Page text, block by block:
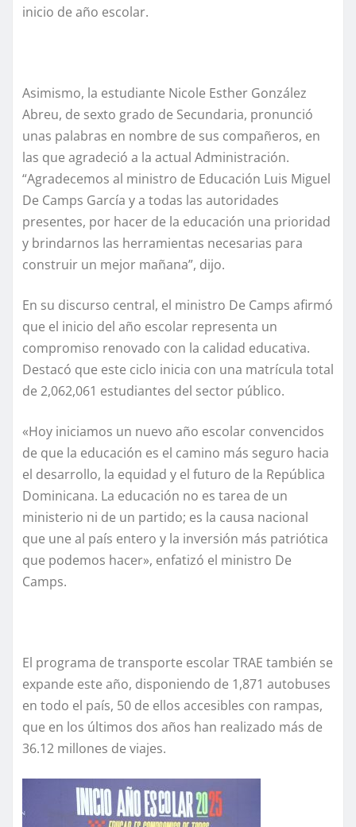
inicio de año escolar.
Asimismo, la estudiante Nicole Esther González
Abreu, de sexto grado de Secundaria, pronunció
unas palabras en nombre de sus compañeros, en
las que agradeció a la actual Administración.
“Agradecemos al ministro de Educación Luis Miguel
De Camps García y a todas las autoridades
presentes, por hacer de la educación una prioridad
y brindarnos las herramientas necesarias para
construir un mejor mañana”, dijo.
En su discurso central, el ministro De Camps afirmó
que el inicio del año escolar representa un
compromiso renovado con la calidad educativa.
Destacó que este ciclo inicia con una matrícula total
de 2,062,061 estudiantes del sector público.
«Hoy iniciamos un nuevo año escolar convencidos
de que la educación es el camino más seguro hacia
el desarrollo, la equidad y el futuro de la República
Dominicana. La educación no es tarea de un
ministerio ni de un partido; es la causa nacional
que une al país entero y la inversión más patriótica
que podemos hacer», enfatizó el ministro De
Camps.
El programa de transporte escolar TRAE también se
expande este año, disponiendo de 1,871 autobuses
en todo el país, 50 de ellos accesibles con rampas,
que en los últimos dos años han realizado más de
36.12 millones de viajes.